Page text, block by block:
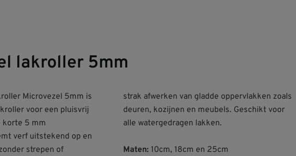
lakroller 5mm
Microvezel 5mm is
voor een pluisvrij
korte 5 mm
verf uitstekend op en
strepen of
oppervlakken zoals
Geschikt voor
alle watergedragen lakken.
Maten: 10cm, 18cm en 25cm